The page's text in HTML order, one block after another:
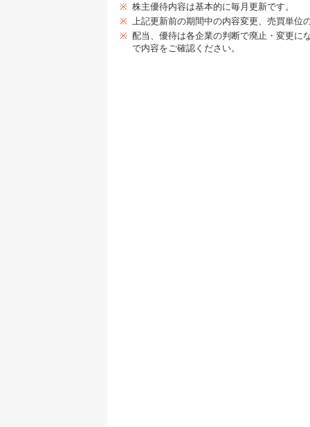
※ 株主優待内容は基本的に毎月更新です。
※ 上記更新前の期間中の内容変更、売買単位
※ 配当、優待は各企業の判断で廃止・変更に
で内容をご確認ください。